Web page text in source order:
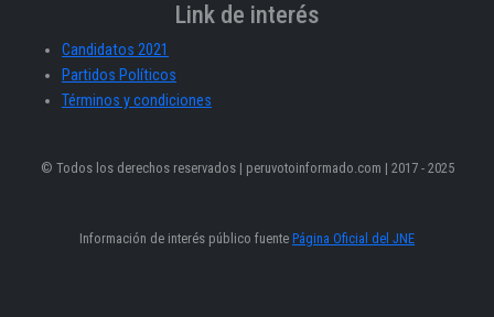
Link de interés
Candidatos 2021
Partidos Políticos
Términos y condiciones
© Todos los derechos reservados | peruvotoinformado.com | 2017 - 2025
Información de interés público fuente Página Oficial del JNE